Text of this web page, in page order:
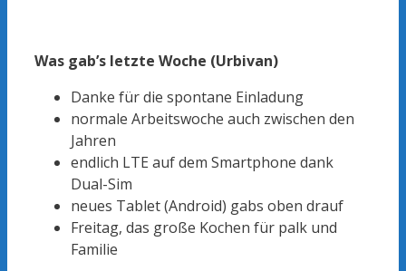
Was gab’s letzte Woche (Urbivan)
Danke für die spontane Einladung
normale Arbeitswoche auch zwischen den
Jahren
endlich LTE auf dem Smartphone dank
Dual-Sim
neues Tablet (Android) gabs oben drauf
Freitag, das große Kochen für palk und
Familie